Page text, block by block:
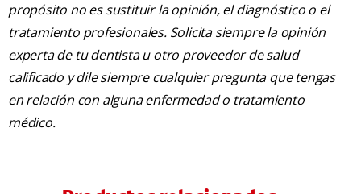
propósito no es sustituir la opinión, el diagnóstico o el
tratamiento profesionales. Solicita siempre la opinión
experta de tu dentista u otro proveedor de salud
calificado y dile siempre cualquier pregunta que tengas
en relación con alguna enfermedad o tratamiento
médico.